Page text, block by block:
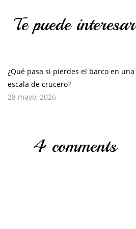
Te puede interesar
¿Qué pasa si pierdes el barco en una
escala de crucero?
28 mayo, 2026
4 comments